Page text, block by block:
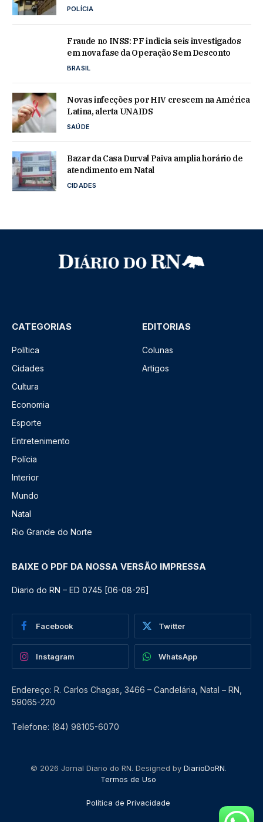
POLÍCIA
Fraude no INSS: PF indicia seis investigados
em nova fase da Operação Sem Desconto
BRASIL
Novas infecções por HIV crescem na América
Latina, alerta UNAIDS
SAÚDE
Bazar da Casa Durval Paiva amplia horário de
atendimento em Natal
CIDADES
CATEGORIAS
Política
Cidades
Cultura
Economia
Esporte
Entretenimento
Polícia
Interior
Mundo
Natal
Rio Grande do Norte
EDITORIAS
Colunas
Artigos
BAIXE O PDF DA NOSSA VERSÃO IMPRESSA
Diario do RN – ED 0745 [06-08-26]
Facebook Twitter
Instagram WhatsApp
Endereço: R. Carlos Chagas, 3466 – Candelária, Natal – RN,
59065-220
Telefone: (84) 98105-6070
© 2026 Jornal Diario do RN. Designed by DiarioDoRN.
Termos de Uso
Política de Privacidade